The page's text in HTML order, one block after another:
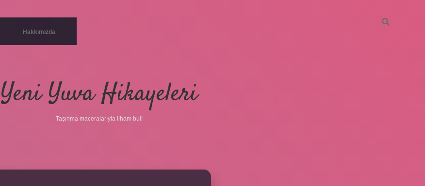
Hakkımızda
Yeni Yuva Hikayeleri
Taşınma maceralarıyla ilham bul!